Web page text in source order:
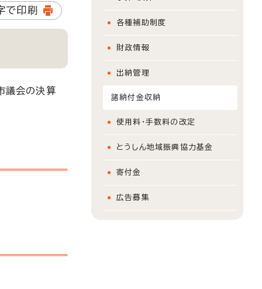
で印刷
議会の決算
各種補助制度
財政情報
出納管理
諸納付金収納
使用料・手数料の改定
とうしん地域振興協力基金
寄付金
広告募集